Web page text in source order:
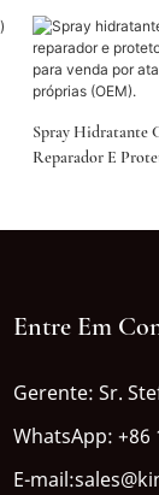
Spray Hidratante
Reparador E
Entre Em
Gerente: Sr.
WhatsApp: +86
E-